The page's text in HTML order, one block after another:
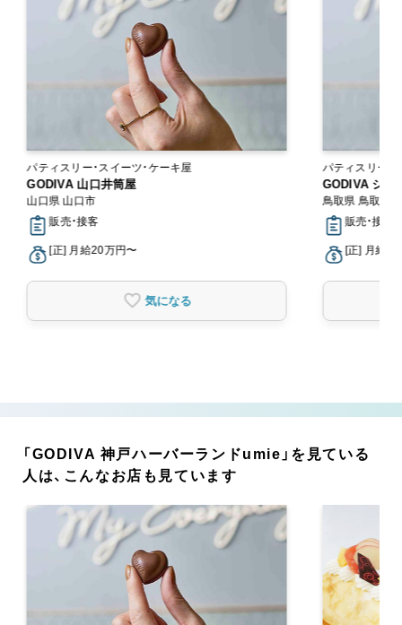
パティスリー・スイーツ・ケーキ屋
GODIVA 山口井筒屋
山口県 山口市
販売・接客
[正] 月給20万円〜
気になる
パティスリー・
GODIVA シャ
鳥取県 鳥取市
販売・接客
[正] 月給
「GODIVA 神戸ハーバーランドumie」を見ている
人は、こんなお店も見ています